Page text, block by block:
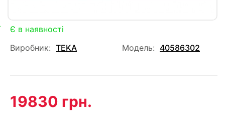
Є в наявності
Виробник: TEKA Модель: 40586302
19830 грн.